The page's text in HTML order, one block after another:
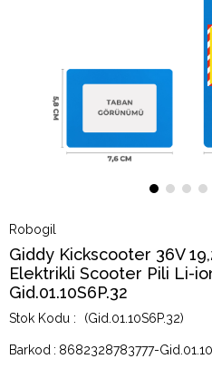
Robogil
Giddy Kickscooter 36V
Elektrikli Scooter Pili Li-
Gid.01.10S6P.32
(Gid.01.10S6P.32)
Barkod : 8682328783777-